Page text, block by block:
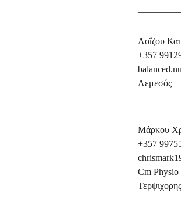
Λοΐζου
+357
Λεμεσός
Μάρκου
+357
Cm